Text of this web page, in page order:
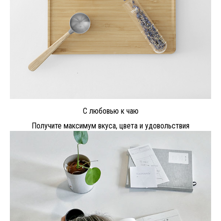
С любовью к чаю
Получите максимум вкуса, цвета и удовольствия